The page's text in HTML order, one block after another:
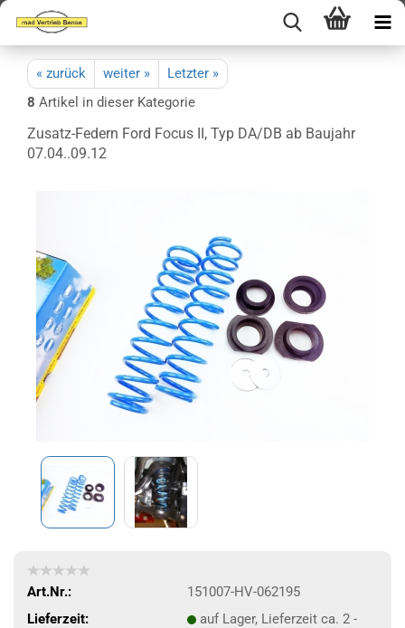
« zurück weiter »
Letzter »
8 Artikel in dieser Kategorie
Zusatz-Federn Ford Focus II, Typ DA/DB ab Baujahr
07.04..09.12
Art.Nr.:
151007-HV-062195
Lieferzeit:
auf Lager, Lieferzeit ca. 2 -